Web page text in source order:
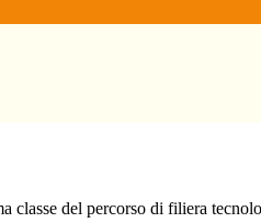
classe del percorso di filiera